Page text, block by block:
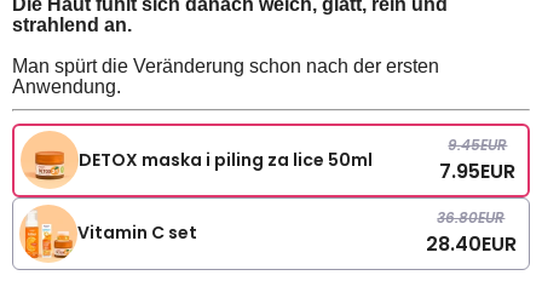
strahlend an.
Man spürt die Veränderung schon nach der ersten
Anwendung.
DETOX maska i piling za lice 50ml
9.45EUR
7.95EUR
Vitamin C set
36.80EUR
28.40EUR